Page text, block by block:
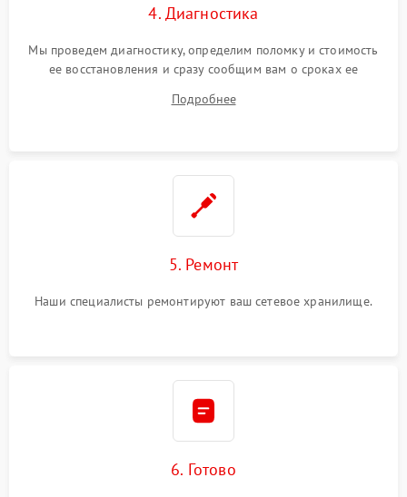
4. Диагностика
Мы проведем диагностику, определим поломку и стоимость
ее восстановления и сразу сообщим вам о сроках ее
Подробнее
5. Ремонт
Наши специалисты ремонтируют ваш сетевое хранилище.
6. Готово